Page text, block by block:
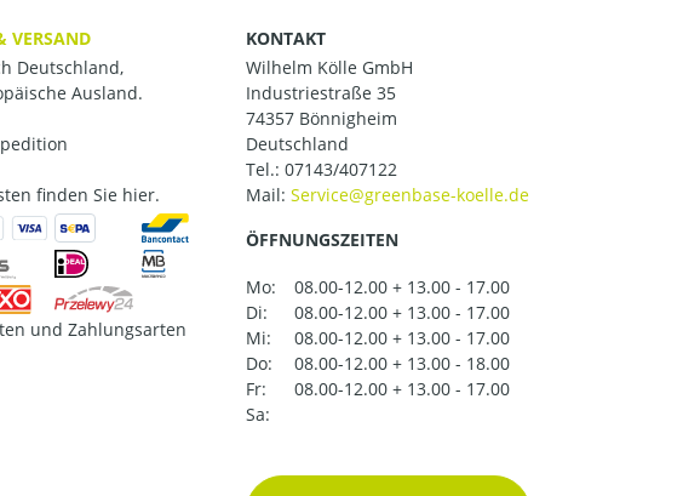
VERSAND
Deutschland,
Ausland.
finden Sie hier.
und Zahlungsarten
KONTAKT
Wilhelm Kölle GmbH
Industriestraße 35
74357 Bönnigheim
Deutschland
Tel.: 07143/407122
Mail:
ÖFFNUNGSZEITEN
Mo:
08.00-12.00 + 13.00 - 17.00
Di:
08.00-12.00 + 13.00 - 17.00
Mi:
08.00-12.00 + 13.00 - 17.00
Do:
08.00-12.00 + 13.00 - 18.00
Fr:
08.00-12.00 + 13.00 - 17.00
Sa: